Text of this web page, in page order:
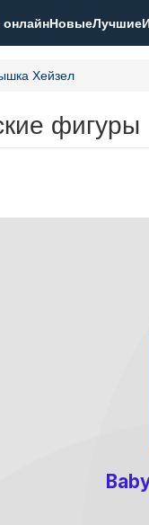
НовыеЛучшие
Хейзел
фигуры